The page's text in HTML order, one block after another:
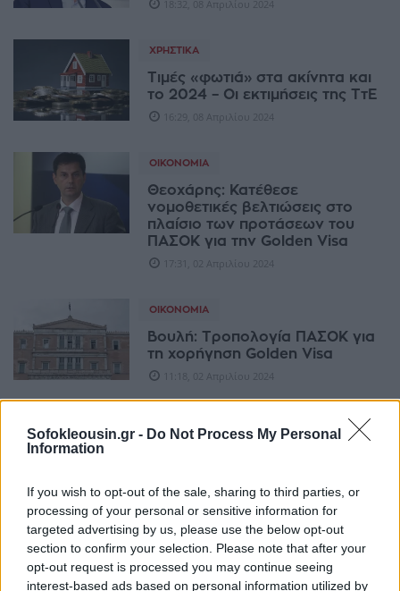
Sofokleousin.gr - Do Not Process My Personal
Information
If you wish to opt-out of the sale, sharing to third parties, or
processing of your personal or sensitive information for
targeted advertising by us, please use the below opt-out
section to confirm your selection. Please note that after your
opt-out request is processed you may continue seeing
interest-based ads based on personal information utilized by
18:32, 08 Απριλίου 2024
ΧΡΗΣΤΙΚΆ
Τιμές «φωτιά» στα ακίνητα και
το 2024 – Οι εκτιμήσεις της ΤτΕ
16:29, 08 Απριλίου 2024
ΟΙΚΟΝΟΜΊΑ
Θεοχάρης: Κατέθεσε
νομοθετικές βελτιώσεις στο
πλαίσιο των προτάσεων του
ΠΑΣΟΚ για την Golden Visa
17:31, 02 Απριλίου 2024
ΟΙΚΟΝΟΜΊΑ
Βουλή: Τροπολογία ΠΑΣΟΚ για
τη χορήγηση Golden Visa
11:18, 02 Απριλίου 2024
προγράμματος Golden Visa
15:01, 27 Μαρτίου 2024
ΧΡΗΣΤΙΚΆ